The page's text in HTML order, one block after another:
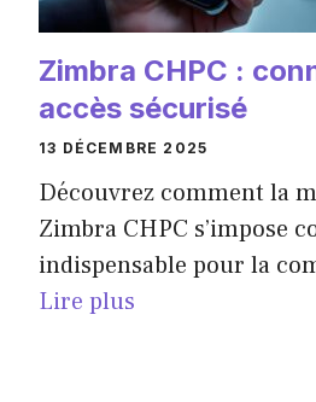
Zimbra CHPC :
accès sécurisé
13 DÉCEMBRE 2025
Découvrez comment la
Zimbra CHPC s’impose
indispensable pour la
Lire plus